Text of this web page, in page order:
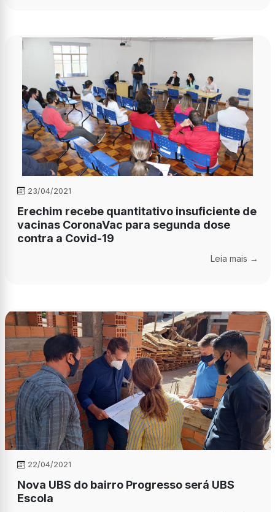
23/04/2021
Erechim recebe quantitativo insuficiente de
vacinas CoronaVac para segunda dose
contra a Covid-19
Leia mais →
22/04/2021
Nova UBS do bairro Progresso será UBS
Escola